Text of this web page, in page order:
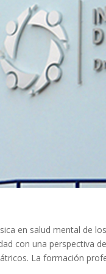
en salud mental de
con una perspectiva
La formación